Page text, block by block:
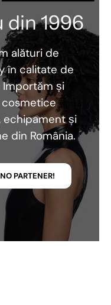
din 1996
alături de
în calitate de
și
echipament și
din România.
PARTENER!